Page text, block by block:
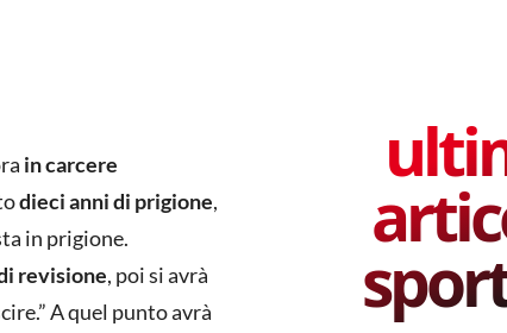
in carcere
dieci anni di prigione,
in prigione.
revisione, poi si avrà
A quel punto avrà